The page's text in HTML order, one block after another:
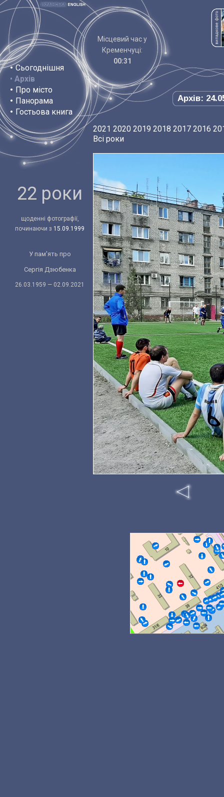
• Сьогоднішня
• Архів
• Про місто
• Панорама
• Гостьова книга
Місцевий час у
Кременчуці:
00:31
Архів:
22 роки
щоденні фотографії,
починаючи з 15.09.1999
У пам'ять про
Сергія Дзюбенка
26.03.1959 — 02.09.2021
2021 2020 2019 2018 2017 2016
Всі роки